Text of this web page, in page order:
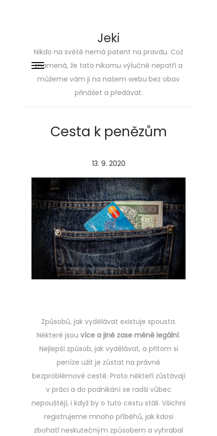
navigation
content
Jeki
Nikdo na světě nemá patent na pravdu. Což
znamená, že tato nikomu výlučně nepatří a
můžeme vám ji na našem webu bez obav
přinášet a předávat.
Cesta k penězům
P
o
s
t
e
d
o
n
13. 9. 2020
Způsobů, jak vydělávat existuje spousta.
Některé jsou více a jiné zase méně legální.
Nejlepší způsob, jak vydělávat, a přitom si
peníze užit je zůstat na právně
bezproblémové cestě. Proto někteří zůstávají
v práci a do podnikání se radši vůbec
nepouštějí, i když by o tuto cestu stáli. Všichni
registrujeme mnoho příběhů, jak kdosi
zbohatl neskutečným způsobem a vyhrabal